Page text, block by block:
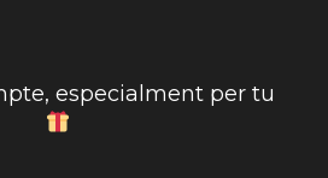
especialment per tu